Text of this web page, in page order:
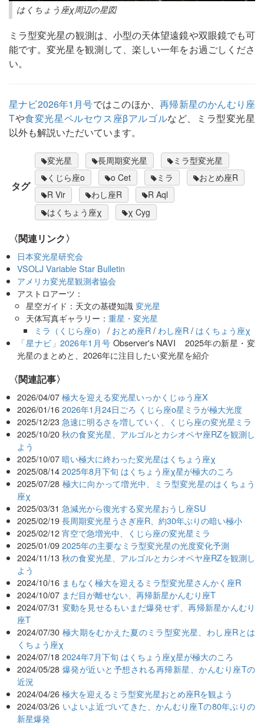
はくちょう座χ周辺の星図
ミラ型変光星の観測は、小型の天体望遠鏡や双眼鏡でも可
能です。変光星を観測して、楽しい一年をお過ごしくださ
い。
星ナビ2026年1月号ではこのほか、再帰新星のかんむり座
Tや食変光星ペルセウス座βアルゴルなど、ミラ型変光星
以外も解説いただいています。
タグ
変光星 長周期変光星
ミラ型変光星
くじら座ο
ο Cet ミラ
おとめ座R
R Vir
わし座R
R Aql
はくちょう座χ
χ Cyg
〈関連リンク〉
日本変光星研究会
VSOLJ Variable Star Bulletin
アメリカ変光星観測者協会
アストロアーツ：
星空ガイド：天文の基礎知識変光星
天体写真ギャラリー： 重星・変光星
ミラ（くじら座ο）
/ おとめ座R/ わし座R/ はくちょう座χ
「星ナビ」2026年1月号 Observer's NAVI 2025年の新星・変
光星のまとめと、2026年に注目したい変光星を紹介
関連記事
2026/04/07 極大を迎える変光星いっかくじゅう座X
2026/01/16 2026年1月24日ごろ くじら座ο星ミラが極大光度
2025/12/23 急速に明るさを増していく、くじら座の変光星ミラ
2025/10/20 秋の食変光星、アルゴルとカシオペヤ座RZを観測し
よう
2025/10/07 暗い極大に終わった変光星はくちょう座χ
2025/08/14 2025年8月下旬 はくちょう座χ星が極大のころ
2025/07/28 極大に向かって増光中、ミラ型変光星のはくちょう
座χ
2025/03/31 急減光から復光する変光星おうし座SU
2025/02/19 長周期変光星うさぎ座R、約30年ぶりの暗い極小
2025/02/12 宵空で急増光中、くじら座の変光星ミラ
2025/01/09 2025年の主要なミラ型変光星の光度変化予測
2024/11/13 秋の食変光星、アルゴルとカシオペヤ座RZを観測し
よう
2024/10/16 まもなく極大を迎えるミラ型変光星さんかく座R
2024/10/07 まだ目が離せない、再帰新星かんむり座T
2024/07/31 変動を見せるもいまだ爆発せず、再帰新星かんむり
座T
2024/07/30 極大期をむかえた夏のミラ型変光星、わし座Rとは
くちょう座χ
2024/07/18 2024年7月下旬 はくちょう座χ星が極大のころ
2024/05/28 爆発が近いと予想される再帰新星、かんむり座Tの
近況
2024/04/26 極大を迎えるミラ型変光星おとめ座Rを観よう
2024/03/26 いよいよ近づいてきた、かんむり座Tの80年ぶりの
新星爆発